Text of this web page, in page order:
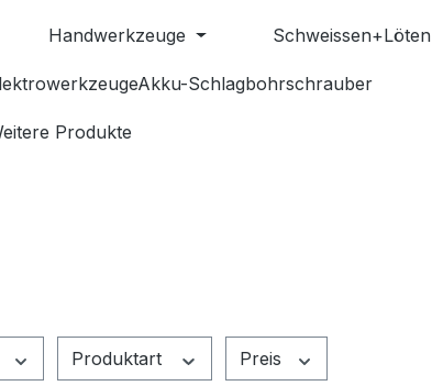
Handwerkzeuge Schweissen+Löten
Schlagbohrschrauber
Produkte
Produktart Preis